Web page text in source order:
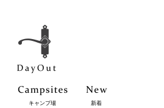
キャンプ場 新着